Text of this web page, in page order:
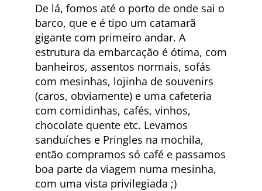
De lá, fomos até o porto de onde sai o
barco, que e é tipo um catamarã
gigante com primeiro andar. A
estrutura da embarcação é ótima, com
banheiros, assentos normais, sofás
com mesinhas, lojinha de souvenirs
(caros, obviamente) e uma cafeteria
com comidinhas, cafés, vinhos,
chocolate quente etc. Levamos
sanduíches e Pringles na mochila,
então compramos só café e passamos
boa parte da viagem numa mesinha,
com uma vista privilegiada ;)